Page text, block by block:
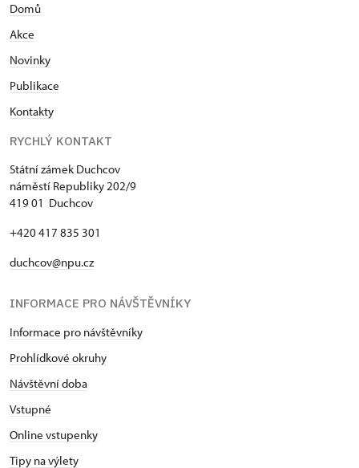
Domů
Akce
Novinky
Publikace
Kontakty
RYCHLÝ KONTAKT
Státní zámek Duchcov
náměstí Republiky 202/9
419 01 Duchcov
+420 417 835 301
duchcov@npu.cz
INFORMACE PRO NÁVŠTĚVNÍKY
Informace pro návštěvníky
Prohlídkové okruhy
Návštěvní doba
Vstupné
Online vstupenky
Tipy na výlety